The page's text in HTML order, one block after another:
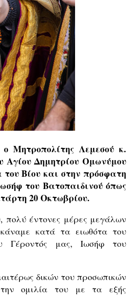
Μητροπολίτης Λεμεσού κ.
Αγίου Δημητρίου Ομωνύμου
του Βίου και στην πρόσφατη
του Βατοπαιδινού όπως
20 Οκτωβρίου.
πολύ έντονες μέρες μεγάλων
κατά τα ειωθότα του
Γέροντός μας, Ιωσήφ του
δικών του προσωπικών
ομιλία του με τα εξής